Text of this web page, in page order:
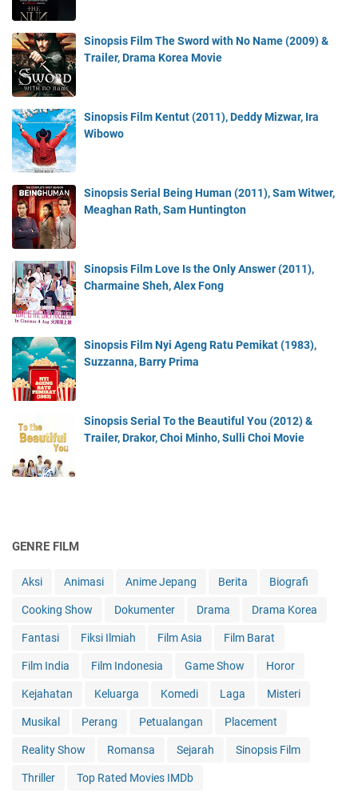
Sinopsis Film The Sword with No Name (2009) &
Trailer, Drama Korea Movie
Sinopsis Film Kentut (2011), Deddy Mizwar, Ira
Wibowo
Sinopsis Serial Being Human (2011), Sam Witwer,
Meaghan Rath, Sam Huntington
Sinopsis Film Love Is the Only Answer (2011),
Charmaine Sheh, Alex Fong
Sinopsis Film Nyi Ageng Ratu Pemikat (1983),
Suzzanna, Barry Prima
Sinopsis Serial To the Beautiful You (2012) &
Trailer, Drakor, Choi Minho, Sulli Choi Movie
GENRE FILM
Aksi Animasi Anime Jepang Berita Biografi
Cooking Show Dokumenter Drama Drama Korea
Fantasi Fiksi Ilmiah Film Asia Film Barat
Film India Film Indonesia Game Show Horor
Kejahatan Keluarga Komedi Laga Misteri
Musikal Perang Petualangan Placement
Reality Show Romansa Sejarah Sinopsis Film
Thriller Top Rated Movies IMDb